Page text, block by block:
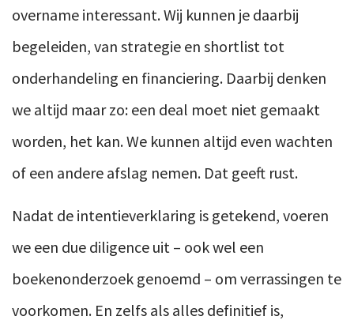
overname interessant. Wij kunnen je daarbij
begeleiden, van strategie en shortlist tot
onderhandeling en financiering. Daarbij denken
we altijd maar zo: een deal moet niet gemaakt
worden, het kan. We kunnen altijd even wachten
of een andere afslag nemen. Dat geeft rust.
Nadat de intentieverklaring is getekend, voeren
we een due diligence uit – ook wel een
boekenonderzoek genoemd – om verrassingen te
voorkomen. En zelfs als alles definitief is,